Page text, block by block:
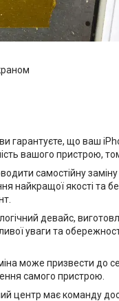
гарантуєте, що ваш
вашого пристрою,
самостійну
найкращої якості та
девайс,
уваги та
може призвести до
самого пристрою.
центр має команду